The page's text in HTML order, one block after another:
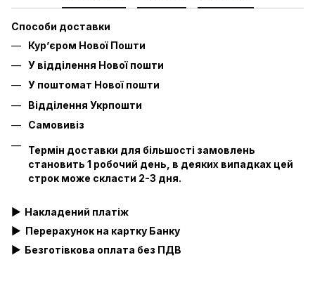
Способи доставки
Кур’єром Нової Пошти
У відділення Нової пошти
У поштомат Нової пошти
Відділення Укрпошти
Самовивіз
Термін доставки для більшості замовлень
становить 1 робочий день, в деяких випадках цей
строк може скласти 2-3 дня.
▶ Накладений платіж
▶ Перерахунок на картку Банку
▶ Безготівкова оплата без ПДВ